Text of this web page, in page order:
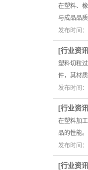
在塑料、
与成品品
发布时间
[行业资讯
塑料切粒
件，其材
发布时间
[行业资讯
在塑料加
品的性能
发布时间
[行业资讯